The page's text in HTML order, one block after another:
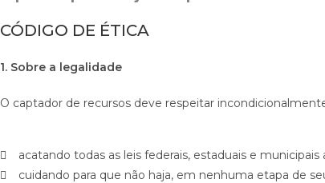
CÓDIGO DE ÉTICA
1. Sobre a legalidade
O captador de recursos deve respeitar
acatando todas as leis federais, estaduais e
cuidando para que não haja, em nenhuma etapa de